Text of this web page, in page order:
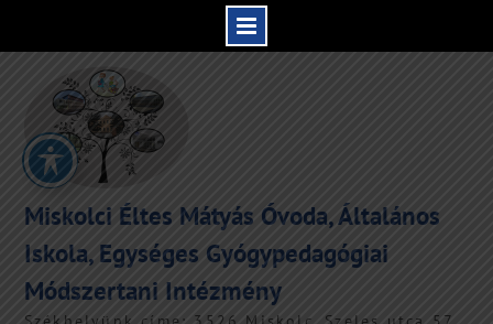
Miskolci Éltes Mátyás Óvoda, Általános
Iskola, Egységes Gyógypedagógiai
Módszertani Intézmény